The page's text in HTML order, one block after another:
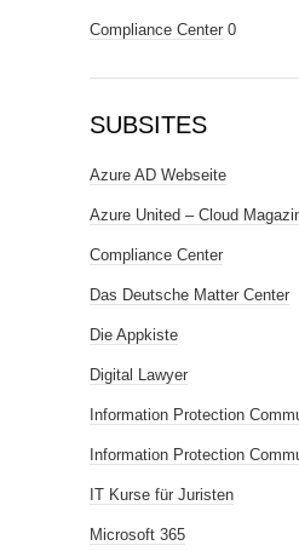
Compliance Center 0
SUBSITES
Azure AD Webseite
Azure United – Cloud
Compliance Center
Das Deutsche Matter Center
Die Appkiste
Digital Lawyer
Information Protection
Information Protection
IT Kurse für Juristen
Microsoft 365